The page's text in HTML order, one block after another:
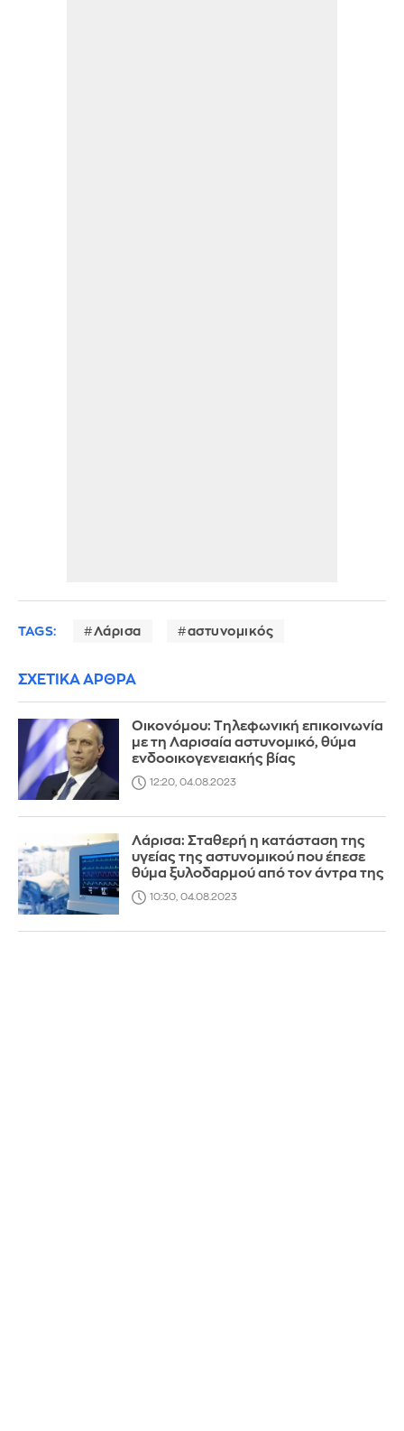
TAGS: Λάρισα αστυνομικός
ΣΧΕΤΙΚΑ ΑΡΘΡΑ
Οικονόμου: Τηλεφωνική επικοινωνία
με τη Λαρισαία αστυνομικό, θύμα
ενδοοικογενειακής βίας
12:20, 04.08.2023
Λάρισα: Σταθερή η κατάσταση της
υγείας της αστυνομικού που έπεσε
θύμα ξυλοδαρμού από τον άντρα της
10:30, 04.08.2023